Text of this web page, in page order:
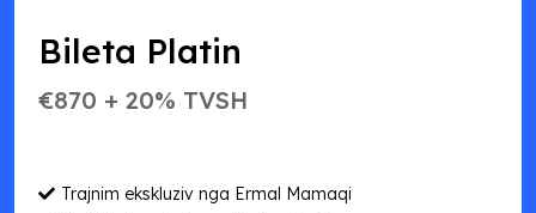
Bileta Platin
€870 + 20% TVSH
Trajnim ekskluziv nga Ermal Mamaqi